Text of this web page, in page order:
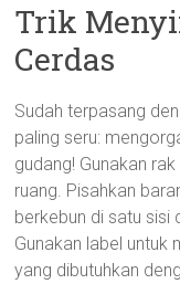
Trik
Cerdas
Sudah terpasang
paling seru:
gudang! Gunakan
ruang. Pisahkan
berkebun di satu sisi
Gunakan label untuk
yang dibutuhkan